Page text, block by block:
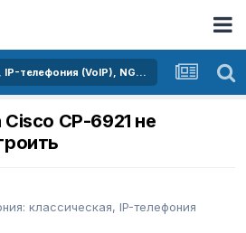
Телефония: классическая, IP-телефония (VoIP), NGN сети
CP-6921 не
классическая, IP-телефония